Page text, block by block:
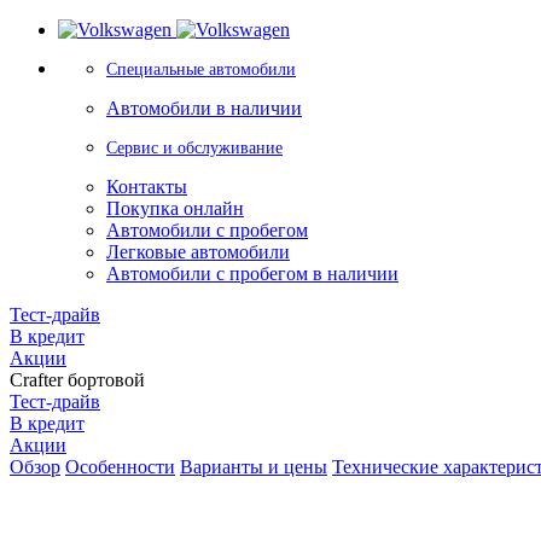
Специальные автомобили
Автомобили в наличии
Сервис и обслуживание
Контакты
Покупка онлайн
Автомобили с пробегом
Легковые автомобили
Автомобили с пробегом в наличии
Тест-драйв
В кредит
Акции
Crafter бортовой
Тест-драйв
В кредит
Акции
Обзор Особенности Варианты и цены Технические